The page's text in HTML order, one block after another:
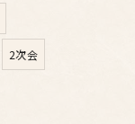
2次会